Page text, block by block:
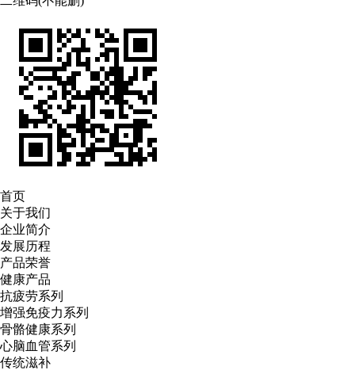
首页
关于我们
企业简介
发展历程
产品荣誉
健康产品
抗疲劳系列
增强免疫力系列
骨骼健康系列
心脑血管系列
传统滋补